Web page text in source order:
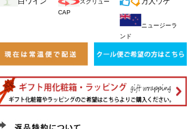
スクリュー
CAP
ニュージーラ
ンド